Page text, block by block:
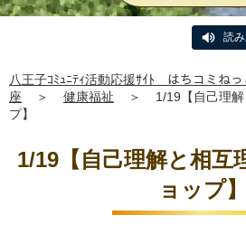
読
八王子ｺﾐｭﾆﾃｨ活動応援ｻｲﾄ はちコミねっ
座
＞ 健康福祉 ＞
1/19【自己理
プ】
1/19【自己理解と相互
ョップ】